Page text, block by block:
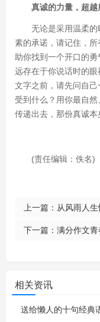
真诚的力量，超越
无论是采用温柔
素的承诺，请记住，
助你找到一个开口的
远存在于你说话时的
文字之前，请先问自
受到什么？用你最自
传递出去，那份真诚本
(责任编辑：佚名)
上一篇： 从风雨人
下一篇： 满分作文青
相关资讯